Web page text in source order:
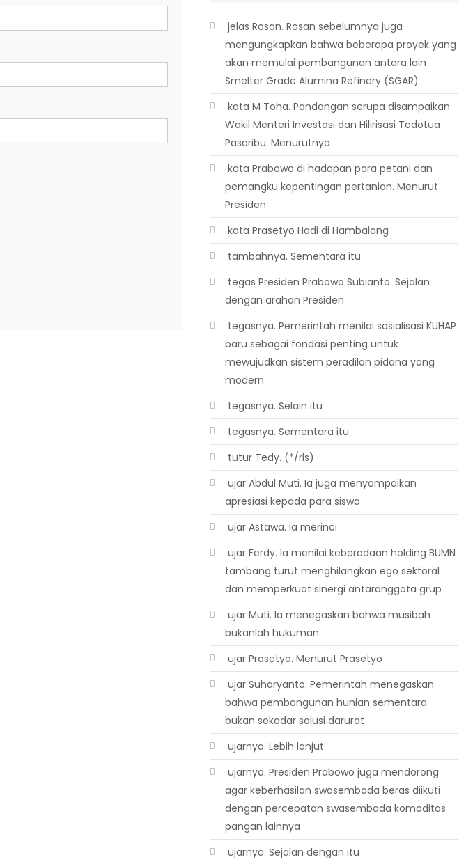
 jelas Rosan. Rosan sebelumnya juga
mengungkapkan bahwa beberapa proyek yang
akan memulai pembangunan antara lain
Smelter Grade Alumina Refinery (SGAR)
 kata M Toha. Pandangan serupa disampaikan
Wakil Menteri Investasi dan Hilirisasi Todotua
Pasaribu. Menurutnya
 kata Prabowo di hadapan para petani dan
pemangku kepentingan pertanian. Menurut
Presiden
 kata Prasetyo Hadi di Hambalang
 tambahnya. Sementara itu
 tegas Presiden Prabowo Subianto. Sejalan
dengan arahan Presiden
 tegasnya. Pemerintah menilai sosialisasi KUHAP
baru sebagai fondasi penting untuk
mewujudkan sistem peradilan pidana yang
modern
 tegasnya. Selain itu
 tegasnya. Sementara itu
 tutur Tedy. (*/rls)
 ujar Abdul Muti. Ia juga menyampaikan
apresiasi kepada para siswa
 ujar Astawa. Ia merinci
 ujar Ferdy. Ia menilai keberadaan holding BUMN
tambang turut menghilangkan ego sektoral
dan memperkuat sinergi antaranggota grup
 ujar Muti. Ia menegaskan bahwa musibah
bukanlah hukuman
 ujar Prasetyo. Menurut Prasetyo
 ujar Suharyanto. Pemerintah menegaskan
bahwa pembangunan hunian sementara
bukan sekadar solusi darurat
 ujarnya. Lebih lanjut
 ujarnya. Presiden Prabowo juga mendorong
agar keberhasilan swasembada beras diikuti
dengan percepatan swasembada komoditas
pangan lainnya
 ujarnya. Sejalan dengan itu